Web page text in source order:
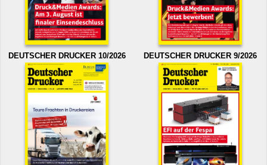
DEUTSCHER DRUCKER 10/2026 DEUTSCHER DRUCKER 9/2026